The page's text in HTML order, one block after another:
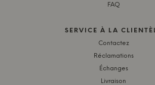
FAQ
SERVICE À LA
Contactez
Réclamations
Échanges
Livraison